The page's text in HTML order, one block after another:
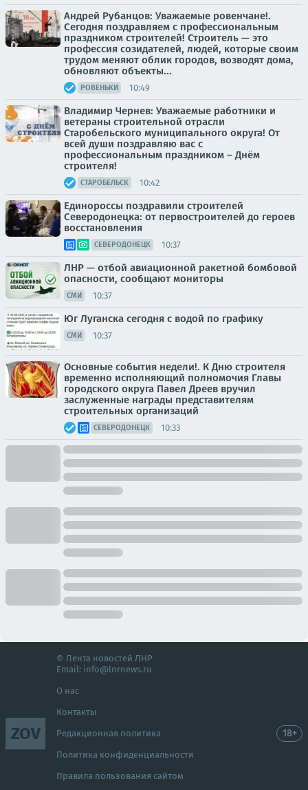
Андрей Рубанцов: Уважаемые ровенчане!.
Сегодня поздравляем с профессиональным
праздником строителей! Строитель — это
профессия созидателей, людей, которые своим
трудом меняют облик городов, возводят дома,
обновляют объекты...
РОВЕНЬКИ 10:49
Владимир Чернев: Уважаемые работники и
ветераны строительной отрасли
Старобельского муниципального округа! От
всей души поздравляю вас с
профессиональным праздником – Днём
строителя!
СТАРОБЕЛЬСК 10:42
Единороссы поздравили строителей
Северодонецка: от первостроителей до героев
восстановления
СЕВЕРОДОНЕЦК 10:37
ЛНР — отбой авиационной ракетной бомбовой
опасности, сообщают мониторы
СМИ 10:37
Юг Луганска сегодня с водой по графику
СМИ 10:37
Основные события недели!. К Дню строителя
временно исполняющий полномочия Главы
городского округа Павел Дреев вручил
заслуженные награды представителям
строительных организаций
СЕВЕРОДОНЕЦК 10:33
ZOV
© Лента новостей ЛНР
Email: info@lnrnews.ru
О нас
Контакты
Редакционная политика
Политика конфиденциальности
Правила пользования сайтом
18+